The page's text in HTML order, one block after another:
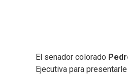
El senador colorado
Ejecutiva para